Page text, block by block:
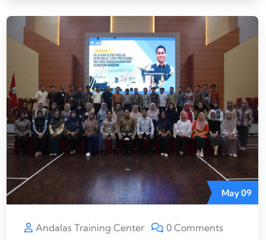
May09
Andalas Training Center 0 Comments